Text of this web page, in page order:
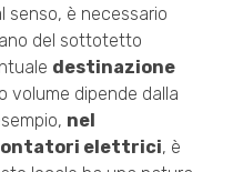
senso, è necessario
del sottotetto
destinazione
volume dipende dalla
nel
elettrici, è